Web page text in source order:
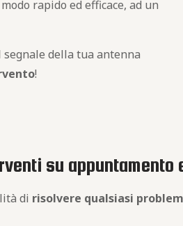
rapido ed efficace, ad un
della tua antenna
!
su
di risolvere qualsiasi